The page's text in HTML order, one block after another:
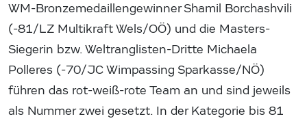
WM-Bronzemedaillengewinner Shamil Borchashvili
(-81/LZ Multikraft Wels/OÖ) und die Masters-
Siegerin bzw. Weltranglisten-Dritte Michaela
Polleres (-70/JC Wimpassing Sparkasse/NÖ)
führen das rot-weiß-rote Team an und sind jeweils
als Nummer zwei gesetzt. In der Kategorie bis 81